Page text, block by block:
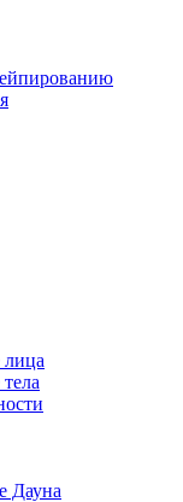
лица
Дауна